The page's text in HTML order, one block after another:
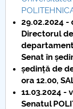
Ghiduri pentru
Relații Publice
Relații
PNRR
29.02.2024
Directorul
Senat în
ședință de
ora 12.00,
11.03.2024
Senatul